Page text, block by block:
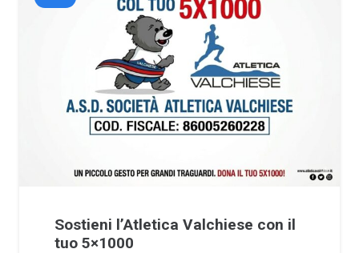
Sostieni l’Atletica Valchiese con il
tuo 5×1000